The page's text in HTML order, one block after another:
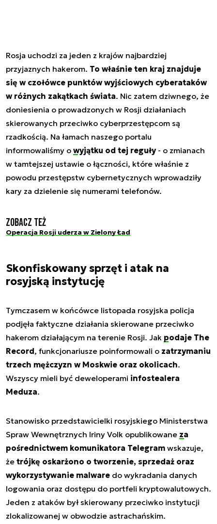
Rosja uchodzi za jeden z krajów najbardziej
przyjaznych hakerom. To właśnie ten kraj znajduje
się w czołówce punktów wyjściowych cyberataków
w różnych zakątkach świata. Nic zatem dziwnego, że
doniesienia o prowadzonych w Rosji działaniach
skierowanych przeciwko cyberprzestępcom są
rzadkością. Na łamach naszego portalu
informowaliśmy o wyjątku od tej reguły- o zmianach
w tamtejszej ustawie o łączności, które właśnie z
powodu przestępstw cybernetycznych wprowadziły
kary za dzielenie się numerami telefonów.
Zobacz też
Operacja Rosji uderza w Zielony Ład
Skonfiskowany sprzęt i atak na
rosyjską instytucję
Tymczasem w końcówce listopada rosyjska policja
podjęła faktyczne działania skierowane przeciwko
hakerom działającym na terenie Rosji. Jak podaje The
Record, funkcjonariusze poinformowali o zatrzymaniu
trzech mężczyzn w Moskwie oraz okolicach.
Wszyscy mieli być deweloperami infostealera
Meduza.
Stanowisko przedstawicielki rosyjskiego Ministerstwa
Spraw Wewnętrznych Iriny Volk opublikowane za
pośrednictwem komunikatora Telegram wskazuje,
że trójkę oskarżono o tworzenie, sprzedaż oraz
wykorzystywanie malware do wykradania danych
logowania oraz dostępu do portfeli kryptowalutowych.
Jeden z ataków był skierowany przeciwko instytucji
zlokalizowanej w obwodzie astrachańskim.